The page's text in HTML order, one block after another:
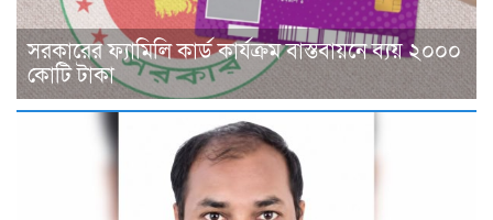
সরকারের ফ্যামিলি কার্ড কার্যক্রম বাস্তবায়নে ব্যয় ২০০০
কোটি টাকা